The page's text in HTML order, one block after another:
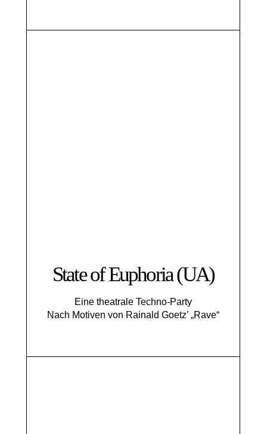
State of Euphoria (UA)
Eine theatrale Techno-Party
Nach Motiven von Rainald Goetz’ „Rave“